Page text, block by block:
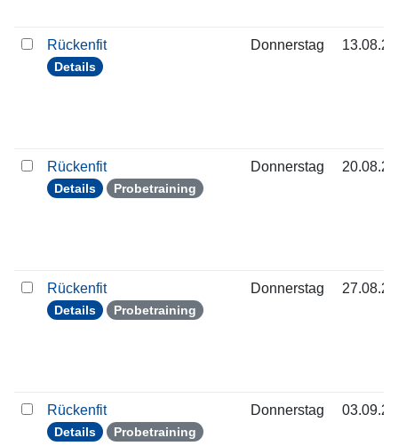
Rückenfit
Details
Donnerstag
Rückenfit
Details Probetraining
Donnerstag
Rückenfit
Details Probetraining
Donnerstag
Rückenfit
Details Probetraining
Donnerstag